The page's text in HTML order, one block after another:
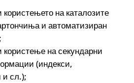
на каталозите
и автоматизиран
на секундарни
(индекси,
и сл.);